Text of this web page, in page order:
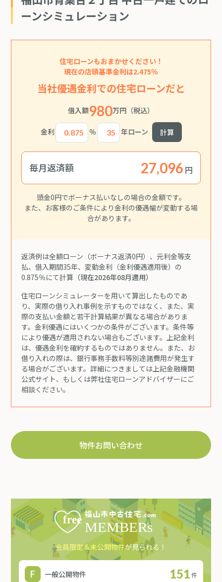
ーンシミュレーション
住宅ローンもおまかせください！
現在の店頭基準金利は2.475％
当社優遇金利での住宅ローンだと
借入額980万円 （税込）
金利 ％ 年ローン 計算
毎月返済額 円
頭金0円でボーナス払いなしの場合の金額です。
また、お客様のご条件により金利の優遇幅が変動する場
合があります。
返済例は全額ローン（ボーナス返済0円）、元利金等支
払、借入期間35年、変動金利（金利優遇適用後）の
0.875％にて計算 （現在2026年08月適用）
住宅ローンシミュレーターを用いて算出したものであ
り、実際の借り入れ事例を示すものではなく、また、実
際の支払い金額と若干計算結果が異なる場合がありま
す。金利優遇にはいくつかの条件がございます。条件等
により優遇が適用されない場合もございます。上記金利
は、優遇金利を確約するものではありません。また、お
借り入れの際は、銀行事務手数料等別途諸費用が発生す
る場合がございます。詳細につきましては上記金融機関
公式サイト、もしくは弊社住宅ローンアドバイザーにご
相談ください。
物件お問い合わせ
会員限定＆未公開物件が見られる！
一般公開物件 151件